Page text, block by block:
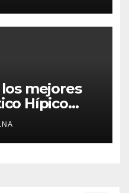
mejores
Hípico
de los